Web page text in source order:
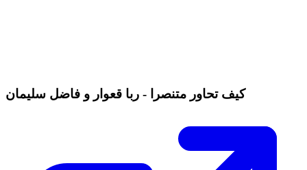
كيف تحاور متنصرا - ربا قعوار و فاضل سليمان